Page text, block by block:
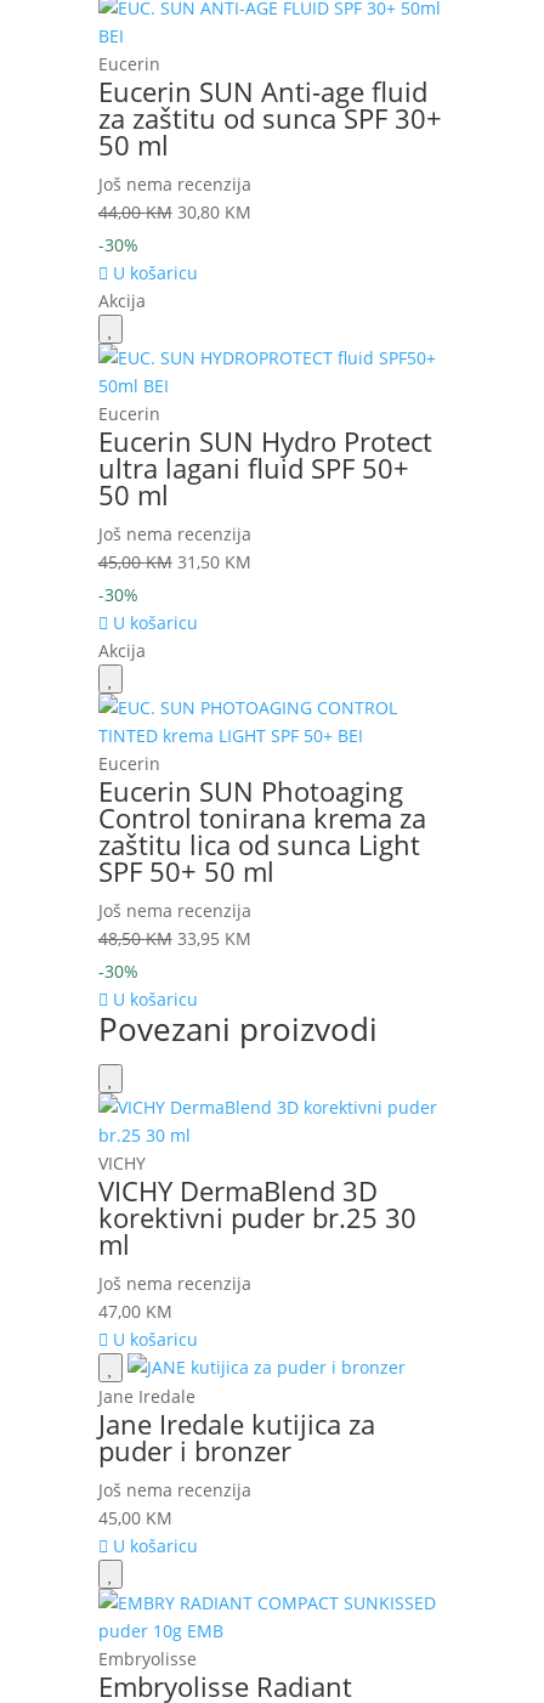
Eucerin
Eucerin SUN Anti-age fluid
za zaštitu od sunca SPF 30+
50 ml
Još nema recenzija
44,00KM Izvorna
bila
30,80 KMTrenutna
-30%
U košaricu
Akcija
Eucerin
Eucerin SUN Hydro Protect
ultra lagani fluid SPF 50+
50 ml
Još nema recenzija
45,00KM Izvorna
bila
31,50 KMTrenutna
-30%
U košaricu
Akcija
Eucerin
Eucerin SUN Photoaging
Control tonirana krema za
zaštitu lica od sunca Light
SPF 50+ 50 ml
Još nema recenzija
48,50KM Izvorna
bila
je:
48,50 KM.
33,95 KMTrenutna
33,95 KM.
-30%
U košaricu
Povezani proizvodi
VICHY
VICHY DermaBlend 3D
korektivni puder br.25 30
ml
Još nema recenzija
47,00 KM
U košaricu
Jane Iredale
Jane Iredale kutijica za
puder i bronzer
Još nema recenzija
45,00 KM
U košaricu
Embryolisse
Embryolisse Radiant